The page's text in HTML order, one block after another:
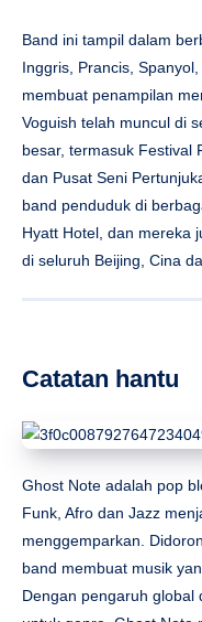
Band ini tampil dalam
Inggris, Prancis,
membuat penampilan
Voguish telah muncul di
besar, termasuk Festival
dan Pusat Seni
band penduduk di
Hyatt Hotel, dan mereka
di seluruh Beijing, Cina
Catatan hantu
Ghost Note adalah pop
Funk, Afro dan Jazz
menggemparkan.
band membuat musik
Dengan pengaruh global